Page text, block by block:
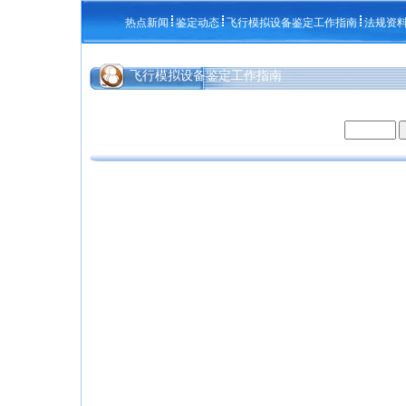
热点新闻 鉴定动态 飞行模拟设备鉴定工作指南 法规资
飞行模拟设备鉴定工作指南